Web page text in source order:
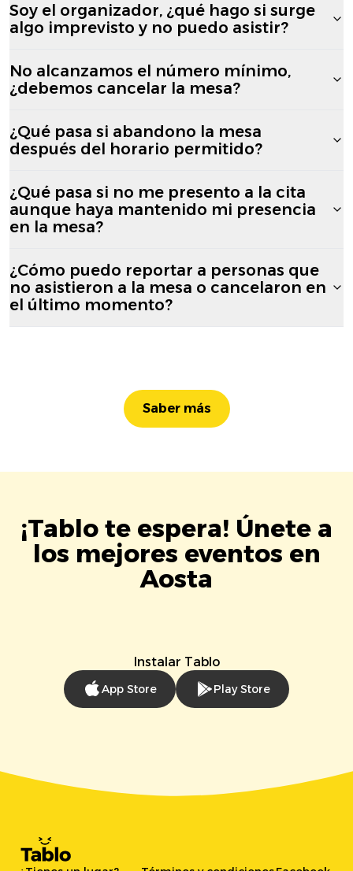
Soy el organizador, ¿qué hago si surge
algo imprevisto y no puedo asistir?
No alcanzamos el número mínimo,
¿debemos cancelar la mesa?
¿Qué pasa si abandono la mesa
después del horario permitido?
¿Qué pasa si no me presento a la cita
aunque haya mantenido mi presencia
en la mesa?
¿Cómo puedo reportar a personas que
no asistieron a la mesa o cancelaron en
el último momento?
Saber más
¡Tablo te espera! Únete a
los mejores eventos en
Aosta
Instalar Tablo
App Store Play Store